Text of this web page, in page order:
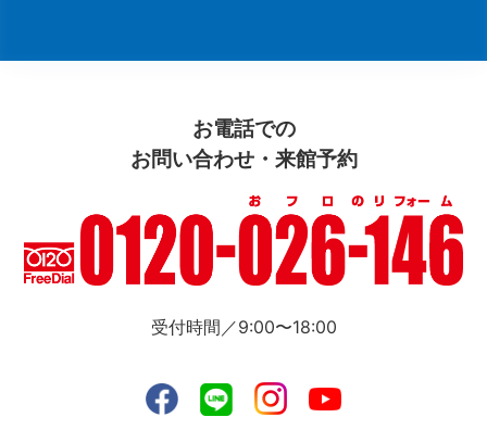
お電話での
お問い合わせ・来館予約
受付時間／9:00〜18:00